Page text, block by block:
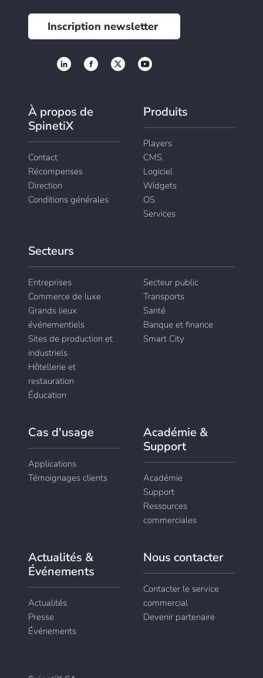
À propos de
SpinetiX
Contact
Récompenses
Direction
Conditions générales
Produits
Players
CMS
Logiciel
Widgets
OS
Services
Secteurs
Entreprises
Commerce de luxe
Grands lieux
événementiels
Sites de production et
industriels
Hôtellerie et
restauration
Éducation
Secteur public
Transports
Santé
Banque et finance
Smart City
Cas d'usage
Applications
Témoignages clients
Académie &
Support
Académie
Support
Ressources
commerciales
Actualités &
Événements
Actualités
Presse
Événements
Nous contacter
Contacter le service
commercial
Devenir partenaire
Inscription newsletter